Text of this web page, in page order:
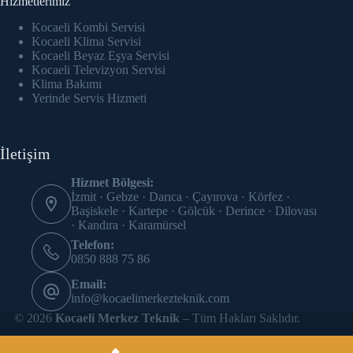
Hacklink panel
Hacklink Panel
Hacklink panel
Hacklink panel
Hacklink panel
Hacklink panel
Hacklink panel
Hacklink panel
Hacklink panel
Kocaeli Kombi Servisi
Kocaeli Klima Servisi
Kocaeli Beyaz Eşya Servisi
Kocaeli Televizyon Servisi
Klima Bakımı
Yerinde Servis Hizmeti
İletişim
Hizmet Bölgesi:
İzmit · Gebze · Darıca · Çayırova · Körfez ·
Başiskele · Kartepe · Gölcük · Derince · Dilovası
· Kandıra · Karamürsel
Telefon:
0850 888 75 86
Email:
info@kocaelimerkezteknik.com
© 2026Kocaeli Merkez Teknik – Tüm Hakları Saklıdır.